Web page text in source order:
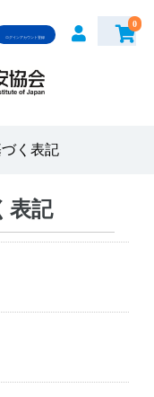
ログインアカウント登録
0
く表記
表記